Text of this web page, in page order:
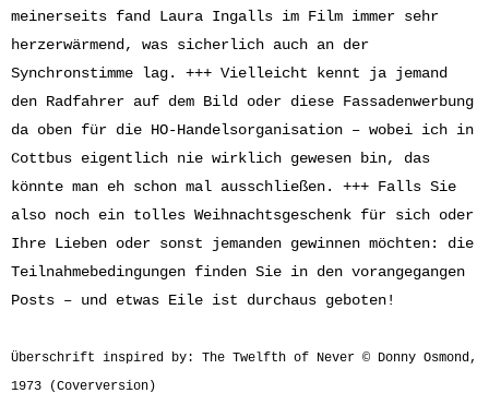
meinerseits fand Laura Ingalls im Film immer sehr
herzerwärmend, was sicherlich auch an der
Synchronstimme lag. +++ Vielleicht kennt ja jemand
den Radfahrer auf dem Bild oder diese Fassadenwerbung
da oben für die HO-Handelsorganisation – wobei ich in
Cottbus eigentlich nie wirklich gewesen bin, das
könnte man eh schon mal ausschließen. +++ Falls Sie
also noch ein tolles Weihnachtsgeschenk für sich oder
Ihre Lieben oder sonst jemanden gewinnen möchten: die
Teilnahmebedingungen finden Sie in den vorangegangen
Posts – und etwas Eile ist durchaus geboten!
Überschrift inspired by: The Twelfth of Never © Donny Osmond,
1973 (Coverversion)